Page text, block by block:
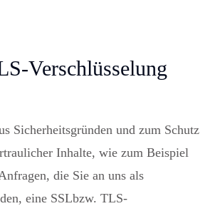
Verschlüsselung
Sicherheitsgründen und zum Schutz
Inhalte, wie zum Beispiel
die Sie an uns als
eine SSLbzw. TLS-